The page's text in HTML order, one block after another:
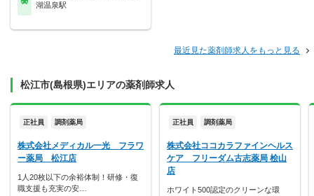
湖温泉駅
最近見た薬剤師求人をもっと見る
松江市(島根県)エリアの薬剤師求人
正社員 調剤薬局
株式会社メディカル一光 フラワ
ー薬局 松江店
1人20枚以下の余裕体制！研修・復
職支援も充実の安…
正社員 調剤薬局
株式会社ココカラファインヘルス
ケア フリーダム古志薬局 桧山
店
ホワイト500認定のクリーンな環